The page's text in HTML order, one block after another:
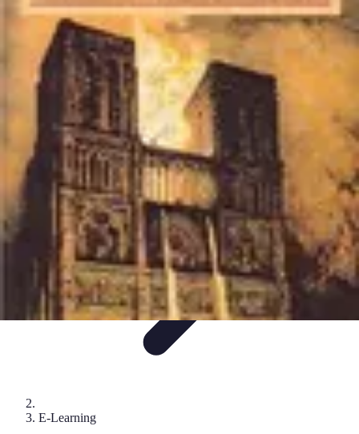
Campus Savoir
E-LearningGuides &
ConseilsComparatifsCertifications Technologies
Campus Savoir
E-Learning